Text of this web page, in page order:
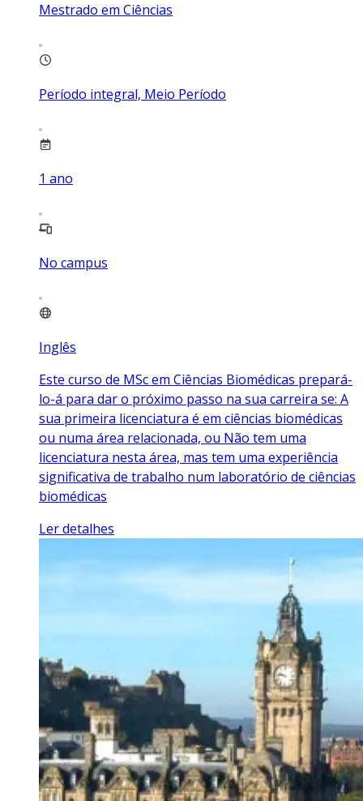
Mestrado em Ciências
Período integral, Meio Período
1 ano
No campus
Inglês
Este curso de MSc em Ciências Biomédicas prepará-
lo-á para dar o próximo passo na sua carreira se: A
sua primeira licenciatura é em ciências biomédicas
ou numa área relacionada, ou Não tem uma
licenciatura nesta área, mas tem uma experiência
significativa de trabalho num laboratório de ciências
biomédicas
Ler detalhes